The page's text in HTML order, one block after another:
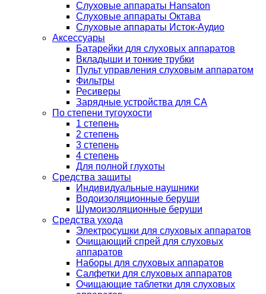
Слуховые аппараты Hansaton
Слуховые аппараты Октава
Слуховые аппараты Исток-Аудио
Аксессуары
Батарейки для слуховых аппаратов
Вкладыши и тонкие трубки
Пульт управления слуховым аппаратом
Фильтры
Ресиверы
Зарядные устройства для СА
По степени тугоухости
1 степень
2 степень
3 степень
4 степень
Для полной глухоты
Средства защиты
Индивидуальные наушники
Водоизоляционные беруши
Шумоизоляционные беруши
Средства ухода
Электросушки для слуховых аппаратов
Очищающий спрей для слуховых
аппаратов
Наборы для слуховых аппаратов
Салфетки для слуховых аппаратов
Очищающие таблетки для слуховых